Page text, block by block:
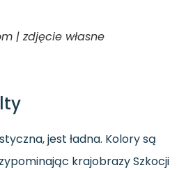
| zdjęcie własne
jest ładna. Kolory są
krajobrazy Szkocji